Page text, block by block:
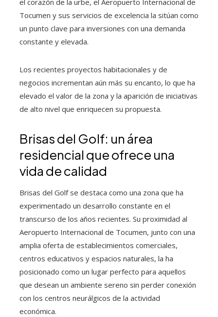
el corazón de la urbe, el Aeropuerto Internacional de
Tocumen y sus servicios de excelencia la sitúan como
un punto clave para inversiones con una demanda
constante y elevada.
Los recientes proyectos habitacionales y de
negocios incrementan aún más su encanto, lo que ha
elevado el valor de la zona y la aparición de iniciativas
de alto nivel que enriquecen su propuesta.
Brisas del Golf: un área
residencial que ofrece una
vida de calidad
Brisas del Golf se destaca como una zona que ha
experimentado un desarrollo constante en el
transcurso de los años recientes. Su proximidad al
Aeropuerto Internacional de Tocumen, junto con una
amplia oferta de establecimientos comerciales,
centros educativos y espacios naturales, la ha
posicionado como un lugar perfecto para aquellos
que desean un ambiente sereno sin perder conexión
con los centros neurálgicos de la actividad
económica.